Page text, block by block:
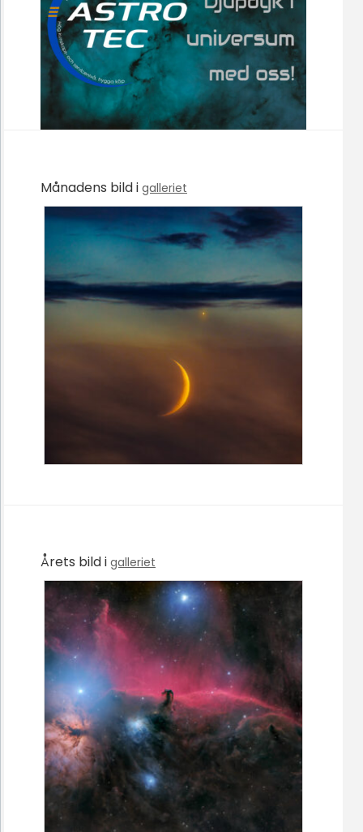
Månadens bild i galleriet
Årets bild i galleriet